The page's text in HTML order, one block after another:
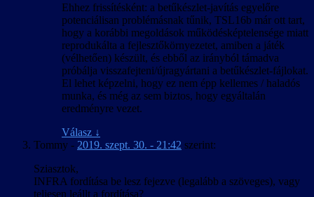
Ehhez frissítésként: a betűkészlet-javítás egyelőre
potenciálisan problémásnak tűnik, TSL16b már ott tart,
hogy a korábbi megoldások működésképtelensége miatt
reprodukálta a fejlesztőkörnyezetet, amiben a játék
(vélhetően) készült, és ebből az irányból támadva
próbálja visszafejteni/újragyártani a betűkészlet-fájlokat.
El lehet képzelni, hogy ez nem épp kellemes / haladós
munka, és még az sem biztos, hogy egyáltalán
eredményre vezet.
Válasz ↓
Tommy - 2019. szept. 30. - 21:42 szerint:
Sziasztok,
INFRA fordítása be lesz fejezve (legalább a szöveges), vagy
teljesen leállt a fordítása?